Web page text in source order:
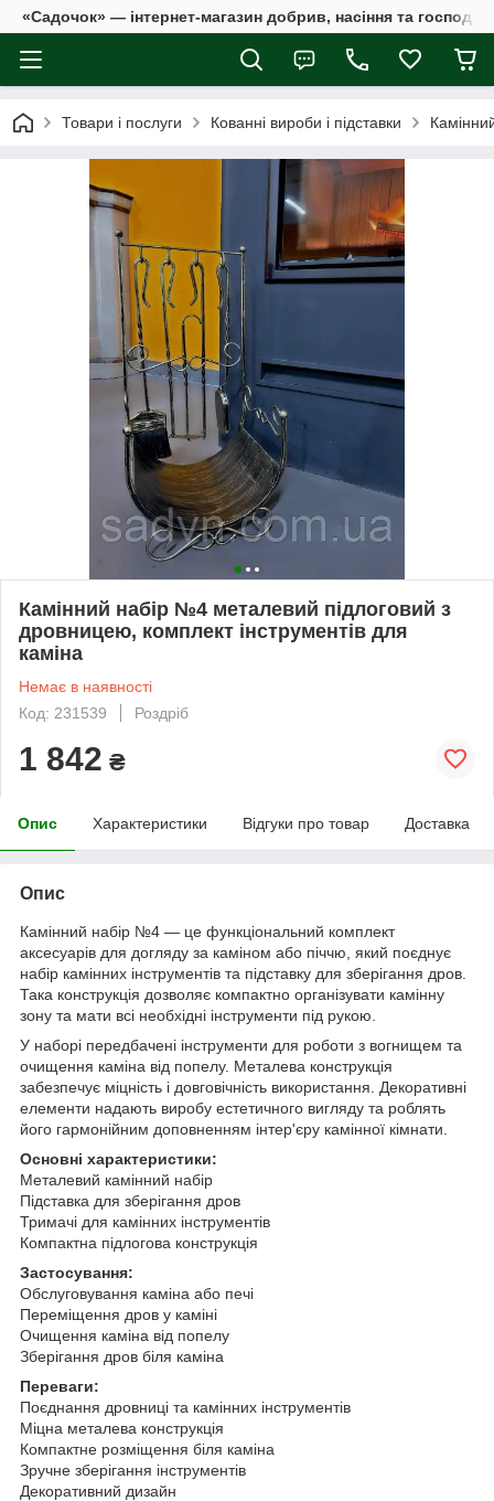
«Садочок» — інтернет-магазин добрив, насіння та
Товари і послуги Кованні вироби і підставки
Камінний набір №4 металевий підлоговий з
дровницею, комплект інструментів для
каміна
Немає в наявності
Код: 231539
Роздріб
1 842 ₴
Опис Характеристики Відгуки про товар Доставка
Опис
Камінний набір №4 — це функціональний комплект
аксесуарів для догляду за каміном або піччю, який поєднує
набір камінних інструментів та підставку для зберігання дров.
Така конструкція дозволяє компактно організувати камінну
зону та мати всі необхідні інструменти під рукою.
У наборі передбачені інструменти для роботи з вогнищем та
очищення каміна від попелу. Металева конструкція
забезпечує міцність і довговічність використання. Декоративні
елементи надають виробу естетичного вигляду та роблять
його гармонійним доповненням інтер'єру камінної кімнати.
Основні характеристики:
Металевий камінний набір
Підставка для зберігання дров
Тримачі для камінних інструментів
Компактна підлогова конструкція
Застосування:
Обслуговування каміна або печі
Переміщення дров у каміні
Очищення каміна від попелу
Зберігання дров біля каміна
Переваги:
Поєднання дровниці та камінних інструментів
Міцна металева конструкція
Компактне розміщення біля каміна
Зручне зберігання інструментів
Декоративний дизайн